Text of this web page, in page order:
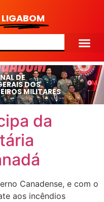
LIGABOM
DE
DOS
MILITARES
da
Canadense, e com o
aos incêndios